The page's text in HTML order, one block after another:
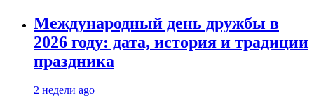
Международный день дружбы в
2026 году: дата, история и традиции
праздника
2 недели ago